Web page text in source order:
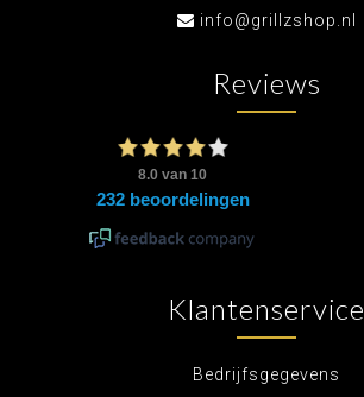
info@grillzshop.nl
Reviews
Klantenservice
Bedrijfsgegevens